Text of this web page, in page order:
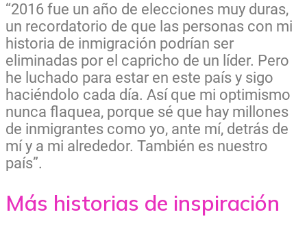
“2016 fue un año de elecciones muy duras,
un recordatorio de que las personas con mi
historia de inmigración podrían ser
eliminadas por el capricho de un líder. Pero
he luchado para estar en este país y sigo
haciéndolo cada día. Así que mi optimismo
nunca flaquea, porque sé que hay millones
de inmigrantes como yo, ante mí, detrás de
mí y a mi alrededor. También es nuestro
país”.
Más historias de inspiración